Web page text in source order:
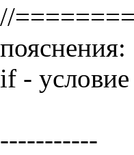
//
пояснения:
if -
-----------